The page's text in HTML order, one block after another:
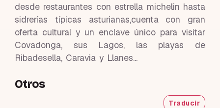
desde restaurantes con estrella michelin hasta
sidrerías típicas asturianas,cuenta con gran
oferta cultural y un enclave único para visitar
Covadonga, sus Lagos, las playas de
Ribadesella, Caravia y Llanes...
Otros
Traducir